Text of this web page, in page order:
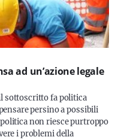
ad un’azione legale
sottoscritto fa politica
persino a possibili
non riesce purtroppo
i problemi della